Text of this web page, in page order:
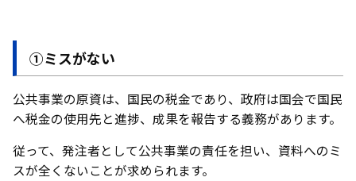
①ミスがない
公共事業の原資は、国民の税金であり、政府は国会で国民
へ税金の使用先と進捗、成果を報告する義務があります。
従って、発注者として公共事業の責任を担い、資料へのミ
スが全くないことが求められます。